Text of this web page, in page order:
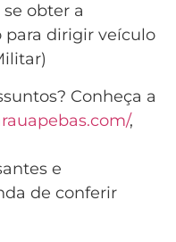
obter a
para dirigir veículo
Conheça a
,
e
de conferir